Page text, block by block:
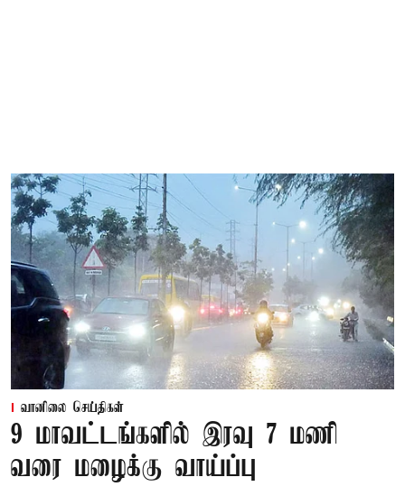
வானிலை செய்திகள்
9 மாவட்டங்களில் இரவு 7 மணி
வரை மழைக்கு வாய்ப்பு